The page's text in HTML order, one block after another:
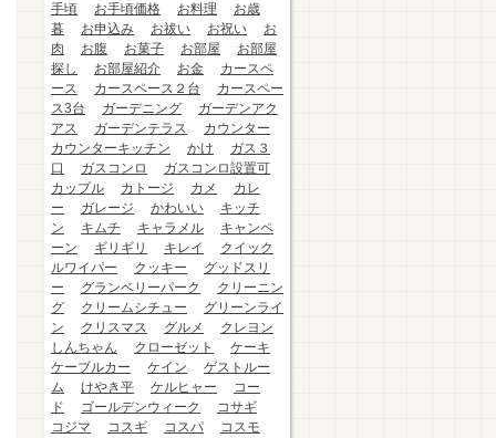
手頃
お手頃価格 お料理
お歳
暮
お申込み お祓い お祝い
お
肉
お腹 お菓子 お部屋
お部屋
探し
お部屋紹介 お金
カースペ
ース
カースペース２台
カースペー
ス3台
ガーデニング
ガーデンアク
アス
ガーデンテラス
カウンター
カウンターキッチン
かけ
ガス３
口
ガスコンロ
ガスコンロ設置可
カップル
カトージ カメ
カレ
ー
ガレージ かわいい
キッチ
ン
キムチ キャラメル
キャンペ
ーン
ギリギリ キレイ
クイック
ルワイパー
クッキー
グッドスリ
ー
グランベリーパーク
クリーニン
グ
クリームシチュー
グリーンライ
ン
クリスマス グルメ
クレヨン
しんちゃん
クローゼット
ケーキ
ケーブルカー
ケイン
ゲストルー
ム
けやき平 ケルヒャー
コー
ド
ゴールデンウィーク
コサギ
コジマ
コスギ コスパ
コスモ